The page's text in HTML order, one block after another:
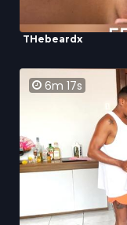
THebeardx
6m 17s